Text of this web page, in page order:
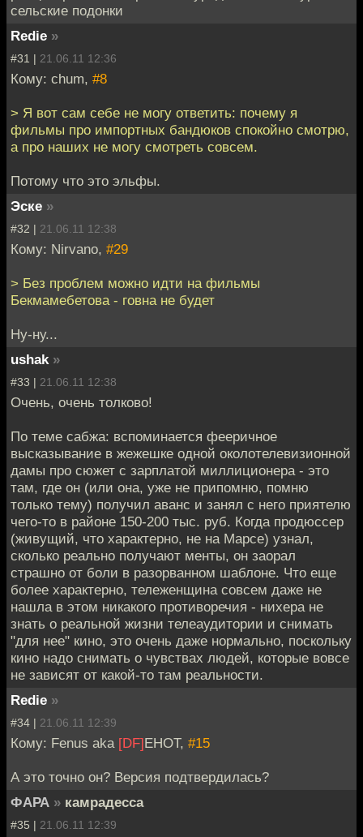
сельские подонки
Redie »
#31 | 21.06.11 12:36
Кому: chum, #8
> Я вот сам себе не могу ответить: почему я
фильмы про импортных бандюков спокойно смотрю,
а про наших не могу смотреть совсем.
Потому что это эльфы.
Эске »
#32 | 21.06.11 12:38
Кому: Nirvano, #29
> Без проблем можно идти на фильмы
Бекмамебетова - говна не будет
Ну-ну...
ushak »
#33 | 21.06.11 12:38
Очень, очень толково!
По теме сабжа: вспоминается фееричное
высказывание в жежешке одной околотелевизионной
дамы про сюжет с зарплатой миллиционера - это
там, где он (или она, уже не припомню, помню
только тему) получил аванс и занял с него приятелю
чего-то в районе 150-200 тыс. руб. Когда продюссер
(живущий, что характерно, не на Марсе) узнал,
сколько реально получают менты, он заорал
страшно от боли в разорванном шаблоне. Что еще
более характерно, тележенщина совсем даже не
нашла в этом никакого противоречия - нихера не
знать о реальной жизни телеаудитории и снимать
"для нее" кино, это очень даже нормально, поскольку
кино надо снимать о чувствах людей, которые вовсе
не зависят от какой-то там реальности.
Redie »
#34 | 21.06.11 12:39
Кому: Fenus aka [DF]EHOT, #15
А это точно он? Версия подтвердилась?
ФАРА » камрадесса
#35 | 21.06.11 12:39